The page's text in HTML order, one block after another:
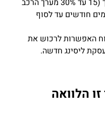
הלקוח משלם סכום ראשוני נמוך (15 עד 30% מערך הרכב
חודשים עד לסוף
האפשרות לרכוש את
הלוואה